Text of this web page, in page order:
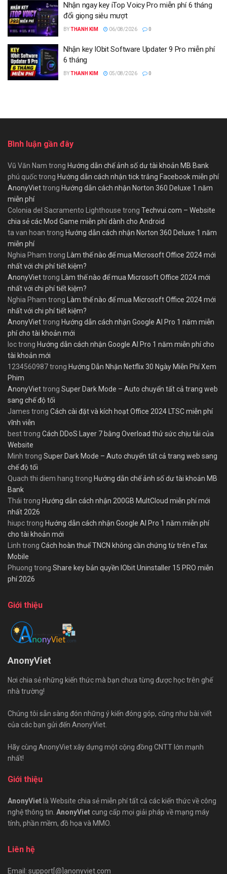
Nhận ngay key iTop Voicy Pro miễn phí 6 tháng
đổi giọng siêu mượt
BYTHANH KIM 06/08/2026 0
Nhận key IObit Software Updater 9 Pro miễn phí
6 tháng
BYTHANH KIM 05/08/2026 0
Bình luận gần đây
Vũ Văn Nam trong Hướng dẫn chế ảnh số dư tài khoản MB Bank
phú quốctrong Hướng dẫn cách nhận tick trắng Facebook miễn phí
AnonyViettrong Hướng dẫn cách nhận Norton 360 Deluxe 1 năm
miễn phí
Colonia del Sacramento Lighthouse trong Techvui.com – Website
chia sẻ các Mod Game miễn phí dành cho Android
ta van hoan trong Hướng dẫn cách nhận Norton 360 Deluxe 1 năm
miễn phí
Nghia Pham trong Làm thế nào để mua Microsoft Office 2024 mới
nhất với chi phí tiết kiệm?
AnonyViettrong Làm thế nào để mua Microsoft Office 2024 mới
nhất với chi phí tiết kiệm?
Nghia Pham trong Làm thế nào để mua Microsoft Office 2024 mới
nhất với chi phí tiết kiệm?
AnonyViettrong Hướng dẫn cách nhận Google AI Pro 1 năm miễn
phí cho tài khoản mới
loctrong Hướng dẫn cách nhận Google AI Pro 1 năm miễn phí cho
tài khoản mới
1234560987trong Hướng Dẫn Nhận Netflix 30 Ngày Miễn Phí Xem
Phim
AnonyViettrong Super Dark Mode – Auto chuyển tất cả trang web
sang chế độ tối
James trong Cách cài đặt và kích hoạt Office 2024 LTSC miễn phí
vĩnh viễn
besttrong Cách DDoS Layer 7 bằng Overload thử sức chịu tải của
Website
Minh trong Super Dark Mode – Auto chuyển tất cả trang web sang
chế độ tối
Quach thi diem hang trong Hướng dẫn chế ảnh số dư tài khoản MB
Bank
Thái trong Hướng dẫn cách nhận 200GB MultCloud miễn phí mới
nhất 2026
hiupctrong Hướng dẫn cách nhận Google AI Pro 1 năm miễn phí
cho tài khoản mới
Linh trong Cách hoàn thuế TNCN không cần chứng từ trên eTax
Mobile
Phuong trong Share key bản quyền IObit Uninstaller 15 PRO miễn
phí 2026
Giới thiệu
AnonyViet
Nơi chia sẻ những kiến thức mà bạn chưa từng được học trên ghế
nhà trường!
Chúng tôi sẵn sàng đón những ý kiến đóng góp, cũng như bài viết
của các bạn gửi đến AnonyViet.
Hãy cùng AnonyViet xây dựng một cộng đồng CNTT lớn mạnh
nhất!
Giới thiệu
AnonyViet là Website chia sẻ miễn phí tất cả các kiến thức về công
nghệ thông tin. AnonyViet cung cấp mọi giải pháp về mạng máy
tính, phần mềm, đồ họa và MMO.
Liên hệ
Email: support[@]anonyviet.com